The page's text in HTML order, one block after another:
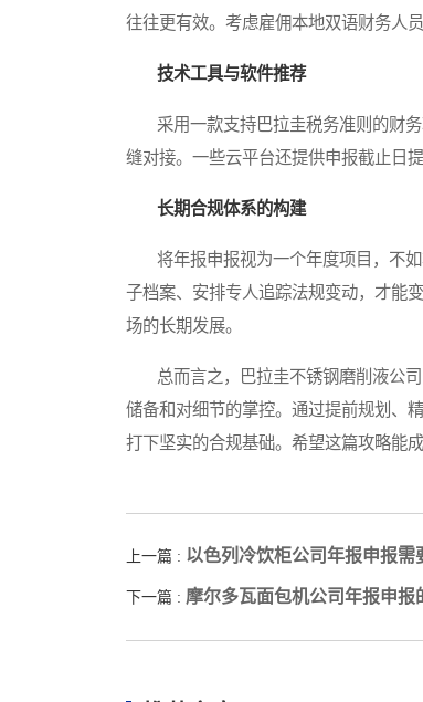
往往更有效。考虑雇佣本地双语财务人
技术工具与软件推荐
采用一款支持巴拉圭税务准则的财务
缝对接。一些云平台还提供申报截止日
长期合规体系的构建
将年报申报视为一个年度项目，不如
子档案、安排专人追踪法规变动，才能
场的长期发展。
总而言之，巴拉圭不锈钢磨削液公司
储备和对细节的掌控。通过提前规划、
打下坚实的合规基础。希望这篇攻略能
上一篇 : 以色列冷饮柜公司年报申报需
下一篇 : 摩尔多瓦面包机公司年报申报